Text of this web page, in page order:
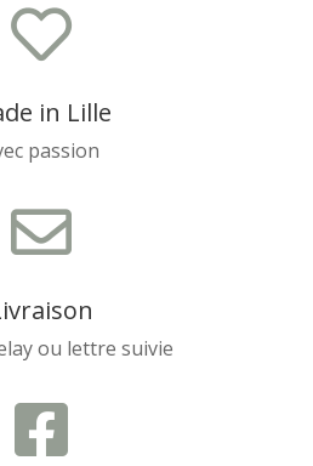

in Lille
passion

ou lettre suivie
